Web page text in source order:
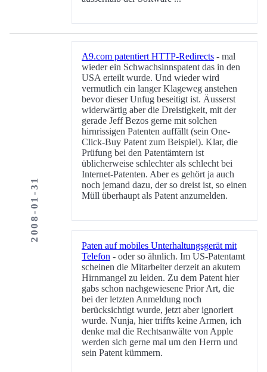
2008-01-31
A9.com patentiert HTTP-Redirects - mal
wieder ein Schwachsinnspatent das in den
USA erteilt wurde. Und wieder wird
vermutlich ein langer Klageweg anstehen
bevor dieser Unfug beseitigt ist. Äusserst
widerwärtig aber die Dreistigkeit, mit der
gerade Jeff Bezos gerne mit solchen
hirnrissigen Patenten auffällt (sein One-
Click-Buy Patent zum Beispiel). Klar, die
Prüfung bei den Patentämtern ist
üblicherweise schlechter als schlecht bei
Internet-Patenten. Aber es gehört ja auch
noch jemand dazu, der so dreist ist, so einen
Müll überhaupt als Patent anzumelden.
Paten auf mobiles Unterhaltungsgerät mit
Telefon - oder so ähnlich. Im US-Patentamt
scheinen die Mitarbeiter derzeit an akutem
Hirnmangel zu leiden. Zu dem Patent hier
gabs schon nachgewiesene Prior Art, die
bei der letzten Anmeldung noch
berücksichtigt wurde, jetzt aber ignoriert
wurde. Nunja, hier triffts keine Armen, ich
denke mal die Rechtsanwälte von Apple
werden sich gerne mal um den Herrn und
sein Patent kümmern.